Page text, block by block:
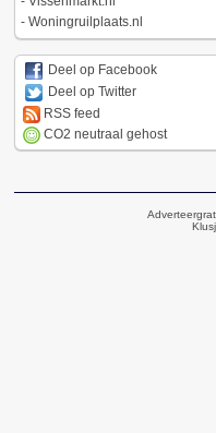
- Woningruilplaats.nl
Deel op Facebook
Deel op Twitter
RSS feed
CO2 neutraal gehost